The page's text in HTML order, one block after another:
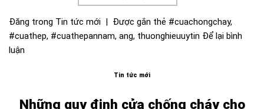
Đăng trong Tin tức mới | Được gắn thẻ #cuachongchay,
#cuathep, #cuathepannam, ang, thuonghieuuytin Để lại bình
luận
Tin tức mới
Những quy định cửa chống cháy cho